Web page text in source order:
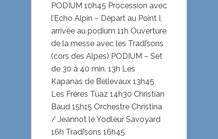
PODIUM 10h45 Procession avec
l’Echo Alpin – Départ au Point I,
arrivée au podium 11h Ouverture
de la messe avec les Tradi’sons
(cors des Alpes) PODIUM – Set
de 30 à 40 min. 13h Les
Kapanas de Bellevaux 13h45
Les Frères Tuaz 14h30 Christian
Baud 15h15 Orchestre Christina
/ Jeannot le Yodleur Savoyard
16h Tradi’sons 16h45